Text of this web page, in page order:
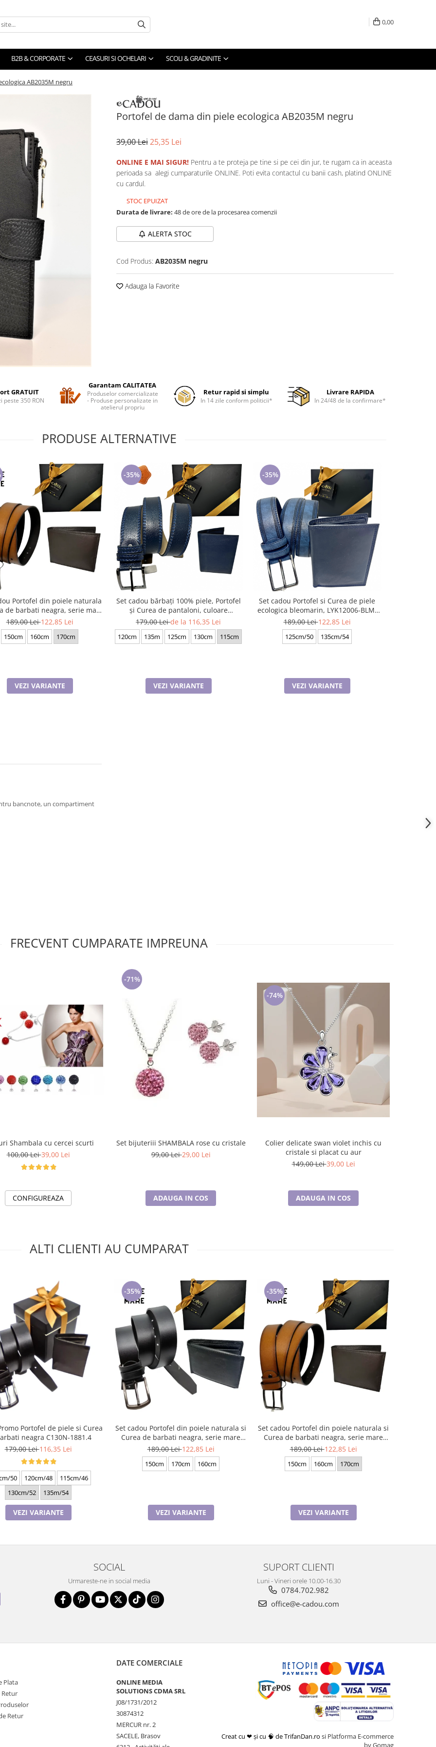
0,00
B2B & CORPORATE CEASURI SI OCHELARI SCOLI & GRADINITE
AB2035M negru
Portofel de dama din piele ecologica AB2035M negru
39,00 Lei25,35 Lei
ONLINE E MAI SIGUR! Pentru a te proteja pe tine si pe cei din jur, te rugam ca in aceasta
perioada sa alegi cumparaturile ONLINE. Poti evita contactul cu banii cash, platind ONLINE
cu cardul.
STOC EPUIZAT
Durata de livrare: 48 de ore de la procesarea comenzii
ALERTA STOC
Cod Produs: AB2035M negru
Adauga la Favorite
GRATUIT
peste 350 RON
Garantam CALITATEA
Produselor comercializate
- Produse personalizate in
atelierul propriu
Retur rapid si simplu
In 14 zile conform politicii*
Livrare RAPIDA
In 24/48 de la confirmare*
PRODUSE ALTERNATIVE
Portofel din poiele naturala
de barbati neagra, serie mare
battal, A702-4.M_1123
189,00 Lei122,85 Lei
150cm 160cm 170cm
VEZI VARIANTE
-35%
Set cadou bărbați 100% piele, Portofel
și Curea de pantaloni, culoare
bleomarin cu striatii, F-2106-4
179,00 Leide la 116,35 Lei
120cm 135m 125cm 130cm 115cm
VEZI VARIANTE
-35%
Set cadou Portofel si Curea de piele
ecologica bleomarin, LYK12006-BLM,
latime curea 3.5cm, e-CADOU
189,00 Lei122,85 Lei
125cm/50 135cm/54
VEZI VARIANTE
bancnote, un compartiment
FRECVENT CUMPARATE IMPREUNA
Shambala cu cercei scurti
100,00 Lei39,00 Lei
CONFIGUREAZA
-71%
Set bijuteriii SHAMBALA rose cu cristale
99,00 Lei29,00 Lei
ADAUGA IN COS
-74%
Colier delicate swan violet inchis cu
cristale si placat cu aur
149,00 Lei39,00 Lei
ADAUGA IN COS
ALTI CLIENTI AU CUMPARAT
Portofel de piele si Curea
neagra C130N-1881.4
179,00 Lei116,35 Lei
50 120cm/48
115cm/46
130cm/52
135m/54
VEZI VARIANTE
-35%
Set cadou Portofel din poiele naturala si
Curea de barbati neagra, serie mare
battal, A702-4.N_1379
189,00 Lei122,85 Lei
150cm 170cm 160cm
VEZI VARIANTE
-35%
Set cadou Portofel din poiele naturala si
Curea de barbati neagra, serie mare
battal, A702-4.M_1123
189,00 Lei122,85 Lei
150cm 160cm 170cm
VEZI VARIANTE
SOCIAL
Urmareste-ne in social media
SUPORT CLIENTI
Luni - Vineri orele 10.00-16.30
0784.702.982
office@e-cadou.com
Plata
Retur
Retur
DATE COMERCIALE
ONLINE MEDIA
SOLUTIONS CDMA SRL
J08/1731/2012
30874312
MERCUR nr. 2
SACELE, Brasov
Creat cu ❤ și cu 🧠 de TrifanDan.ro si Platforma E-commerce
by Gomag